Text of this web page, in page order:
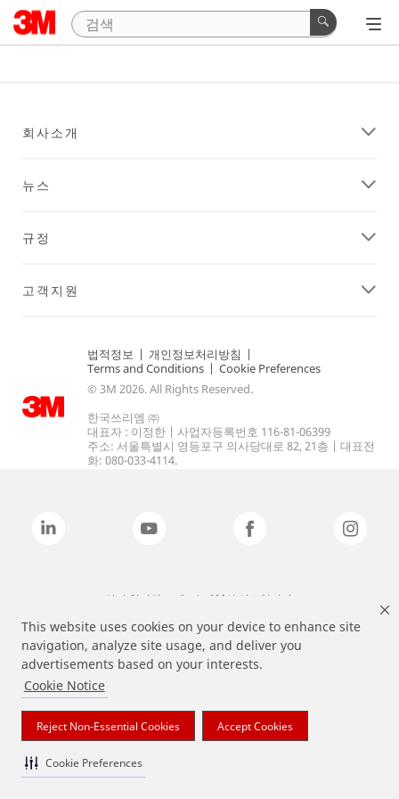
This website uses cookies on your device to enhance site
navigation, analyze site usage, and deliver you
advertisements based on your interests.
Cookie Notice
Reject Non-Essential Cookies Accept Cookies
Cookie Preferences
회사소개
뉴스
규정
고객지원
법적정보 | 개인정보처리방침 |
Terms and Conditions | Cookie Preferences
© 3M 2026. All Rights Reserved.
한국쓰리엠 ㈜
대표자 : 이정한 | 사업자등록번호 116-81-06399
주소: 서울특별시 영등포구 의사당대로 82, 21층 | 대표전
화: 080-033-4114.
상기 열거된 브랜드는 3M의 상표입니다.